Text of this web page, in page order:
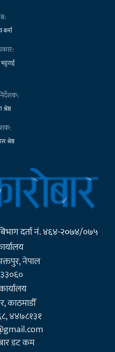
बर्मा
श्रेष्ठ
दर्ता नं. ४६४-२०७४/०७५
नेपाल
काठमाडौँ
४४७८१३१
डट कम